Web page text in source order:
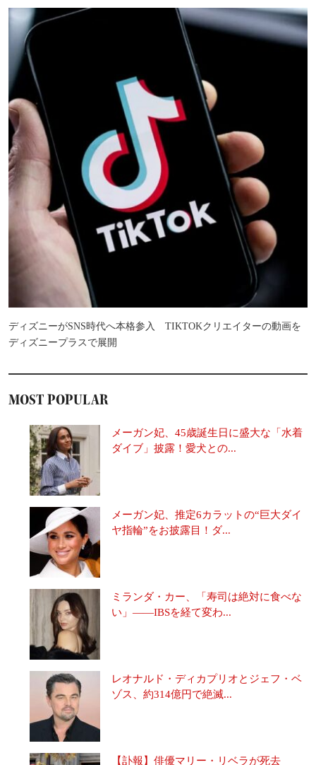
ディズニーがSNS時代へ本格参入 TIKTOKクリエイターの動画を
ディズニープラスで展開
MOST POPULAR
メーガン妃、45歳誕生日に盛大な「水着
ダイブ」披露！愛犬との...
メーガン妃、推定6カラットの“巨大ダイ
ヤ指輪”をお披露目！ダ...
ミランダ・カー、「寿司は絶対に食べな
い」――IBSを経て変わ...
レオナルド・ディカプリオとジェフ・ベ
ゾス、約314億円で絶滅...
【訃報】俳優マリー・リベラが死去